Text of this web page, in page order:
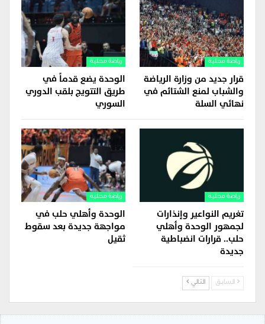
رياضة محلية
قرار جديد من وزارة الرياضة
والشباب لمنع الشتائم في
نهائي السلة
رياضة محلية
الوحدة يضع قدماً في
طريق التتويج بلقب الدوري
السوري
رياضة محلية
تغريم النواعير وإنذارات
لجمهور الوحدة وأهلي
حلب.. قرارات انضباطية
جديدة
رياضة محلية
الوحدة وأهلي حلب في
مواجهة جديدة بعد سقوط
ثقيل
السابق التالي